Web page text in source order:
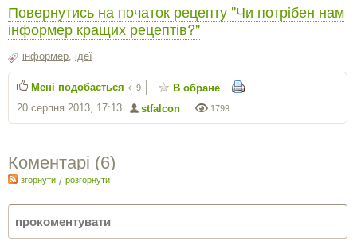
Повернутись на початок рецепту "Чи потрібен нам
інформер кращих рецептів?"
інформер, ідеї
1799
stfalcon
20 серпня 2013, 17:13
Мені подобається 9 В обране
Коментарі (6)
згорнути / розгорнути